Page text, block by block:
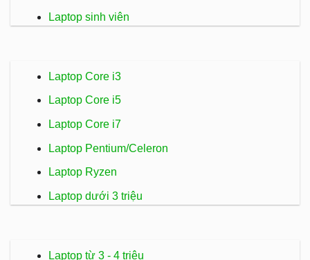
Laptop sinh viên
Laptop Core i3
Laptop Core i5
Laptop Core i7
Laptop Pentium/Celeron
Laptop Ryzen
Laptop dưới 3 triệu
Laptop từ 3 - 4 triệu